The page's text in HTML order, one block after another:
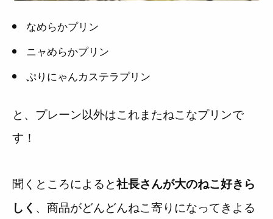
なめらかプリン
ニャめらかプリン
ぷりにゃんカステラプリン
と、プレーン以外はこれまたねこなプリンで
す！
聞くところによると社長さんが大のねこ好きら
しく 、商品がどんどんねこ寄りになってきよる